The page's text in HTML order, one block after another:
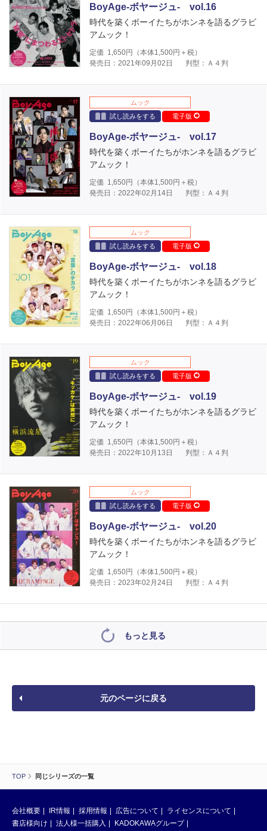
TOP 同じシリーズの一覧
BoyAge-ボヤージュ- vol.16
時代を築くボーイたちがホンネを語るグラビ
アムック！
定価 1,650円（本体1,500円＋税）
発売日：2021年09月02日
判型：Ａ４判
ムック
試し読みをする
電子版
BoyAge-ボヤージュ- vol.17
時代を築くボーイたちがホンネを語るグラビ
アムック！
定価 1,650円（本体1,500円＋税）
発売日：2022年02月14日
判型：Ａ４判
ムック
試し読みをする
電子版
BoyAge-ボヤージュ- vol.18
時代を築くボーイたちがホンネを語るグラビ
アムック！
定価 1,650円（本体1,500円＋税）
発売日：2022年06月06日
判型：Ａ４判
ムック
試し読みをする
電子版
BoyAge-ボヤージュ- vol.19
時代を築くボーイたちがホンネを語るグラビ
アムック！
定価 1,650円（本体1,500円＋税）
発売日：2022年10月13日
判型：Ａ４判
ムック
試し読みをする
電子版
BoyAge-ボヤージュ- vol.20
時代を築くボーイたちがホンネを語るグラビ
アムック！
定価 1,650円（本体1,500円＋税）
発売日：2023年02月24日
判型：Ａ４判
もっと見る
元のページに戻る
会社概要 IR情報 採用情報 広告について
ライセンスについて
書店様向け
法人様一括購入 KADOKAWAグループ